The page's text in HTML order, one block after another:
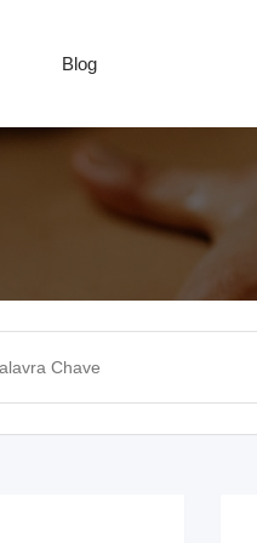
Blog